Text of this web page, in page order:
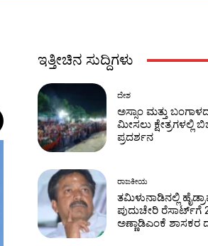
ಇತ್ತೀಚಿನ ಸುದ್ದಿಗಳು
ದೇಶ
ಅಸ್ಸಾಂ ಮತ್ತು
ಮೀಸಲು ಕ್ಷೇತ್ರಗಳಲ್ಲಿ
ಪ್ರದರ್ಶನ
ರಾಜಕೀಯ
ತಮಿಳುನಾಡಿನಲ್ಲಿ
ಪುದುಚೇರಿ ರೆಸಾರ್ಟ್‌ಗೆ
ಅಣ್ಣಾಡಿಎಂಕೆ ಶಾಸಕರ